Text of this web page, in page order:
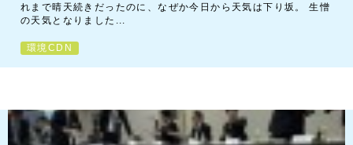
れまで晴天続きだったのに、なぜか今日から天気は下り坂。 生憎
の天気となりました...
環境CDN